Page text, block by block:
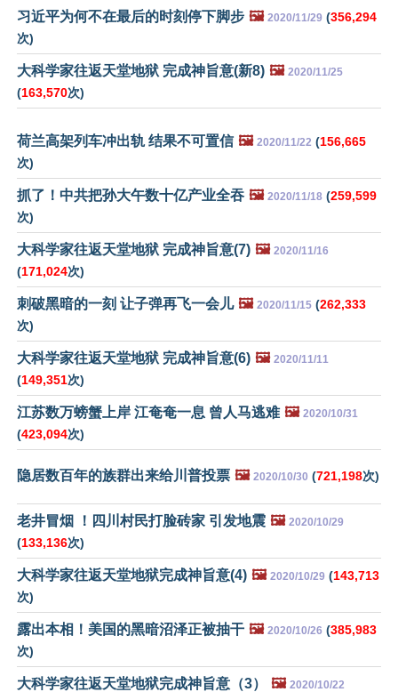
习近平为何不在最后的时刻停下脚步 🖼️ 2020/11/29 (356,294
次)
大科学家往返天堂地狱 完成神旨意(新8) 🖼️ 2020/11/25
(163,570次)
荷兰高架列车冲出轨 结果不可置信 🖼️ 2020/11/22 (156,665
次)
抓了！中共把孙大午数十亿产业全吞 🖼️ 2020/11/18 (259,599
次)
大科学家往返天堂地狱 完成神旨意(7) 🖼️ 2020/11/16
(171,024次)
刺破黑暗的一刻 让子弹再飞一会儿 🖼️ 2020/11/15 (262,333
次)
大科学家往返天堂地狱 完成神旨意(6) 🖼️ 2020/11/11
(149,351次)
江苏数万螃蟹上岸 江奄奄一息 曾人马逃难 🖼️ 2020/10/31
(423,094次)
隐居数百年的族群出来给川普投票 🖼️ 2020/10/30 (721,198次)
老井冒烟 ！四川村民打脸砖家 引发地震 🖼️ 2020/10/29
(133,136次)
大科学家往返天堂地狱完成神旨意(4) 🖼️ 2020/10/29 (143,713
次)
露出本相！美国的黑暗沼泽正被抽干 🖼️ 2020/10/26 (385,983
次)
大科学家往返天堂地狱完成神旨意（3） 🖼️ 2020/10/22